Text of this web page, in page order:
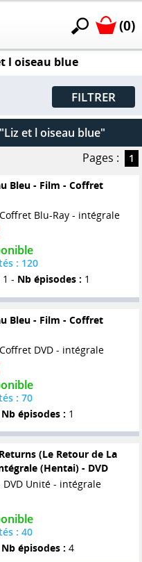
(0)
l oiseau blue
FILTRER
"Liz et l oiseau blue"
Pages :
1
Bleu - Film - Coffret
Blu-Ray - intégrale
: 120
1 - Nb épisodes : 1
Bleu - Film - Coffret
DVD - intégrale
: 70
Nb épisodes : 1
(Le Retour de La
(Hentai) - DVD
DVD Unité - intégrale
: 40
Nb épisodes : 4